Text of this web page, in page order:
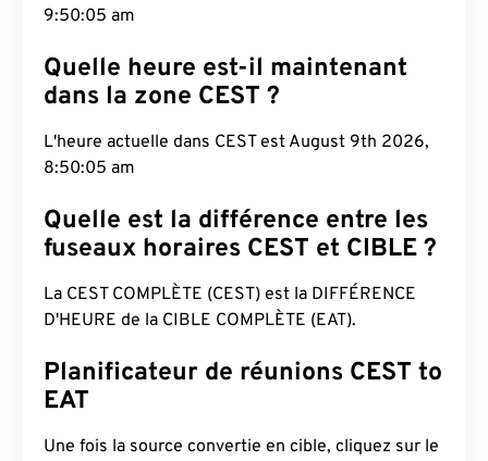
9:50:06 am
Quelle heure est-il maintenant
dans la zone CEST ?
L'heure actuelle dans CEST est August 9th 2026,
8:50:06 am
Quelle est la différence entre les
fuseaux horaires CEST et CIBLE ?
La CEST COMPLÈTE (CEST) est la DIFFÉRENCE
D'HEURE de la CIBLE COMPLÈTE (EAT).
Planificateur de réunions CEST to
EAT
Une fois la source convertie en cible, cliquez sur le